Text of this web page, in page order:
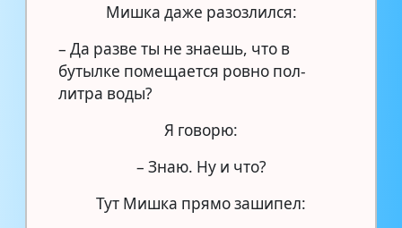
Мишка даже разозлился:
– Да разве ты не знаешь, что в
бутылке помещается ровно пол-
литра воды?
Я говорю:
– Знаю. Ну и что?
Тут Мишка прямо зашипел: